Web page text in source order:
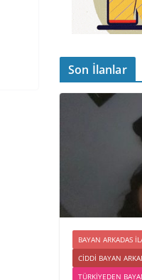
Son İlanlar
BAYAN ARKADAS
CIDDI BAYAN
TÜRKIYEDEN